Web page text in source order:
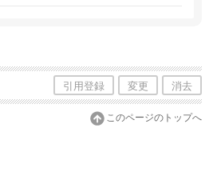
引用登録 変更 消去
このページのトップへ